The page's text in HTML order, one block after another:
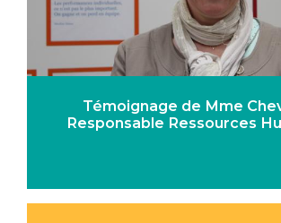
Témoignage de Mme
Responsable Ressources